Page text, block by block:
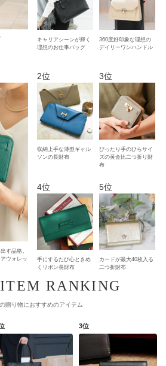
素材で仕立てる人気のミニバッグ登場（2026.5.1）
ための軽やか夏バッグ再登場（2026.4.4）
のための18金3wayパールネックレス受付開始
表情が、装いにエレガンスを添える Tina Lizard(ティ
）
ンスキーもひとまとめに収納。VITA REGALIA、受付
っと守る。錠前金具をあしらった良縁名刺入れ
）
楽しくなるスマホショルダーFloria（フロリア）登
を最高峰クロコ革でお仕立てたEGARE REGALIA、
立てた金箔ステッチ長財布、受付開始（2026.3.3）
18金仕立ての3wayパールネックレス登場
リーズ》たおやかな品格をまとった、濱野家のアイコ
ティアウォレット）より、新色「ウィステリア」登
立てする、たっぷり容量の安心通帳ケース
3色が一挙登場（2026.1.20）
キャリアシーンが輝く
理想のお仕事バッグ
360度好印象な理想の
デイリーワンハンドル
す品格。
ウォレッ
2位
収納上手な薄型ギャル
ソンの長財布
3位
ぴったり手のひらサイ
ズの黄金比二つ折り財
布
4位
手にするたび心ときめ
くリボン長財布
5位
カードが最大40枚入る
二つ折財布
RANKING
贈り物におすすめのアイテム
3位